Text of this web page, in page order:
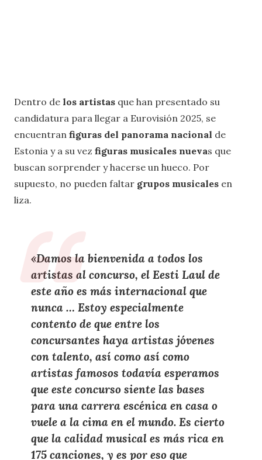
Dentro de los artistas que han presentado su
candidatura para llegar a Eurovisión 2025, se
encuentran figuras del panorama nacional de
Estonia y a su vez figuras musicales nuevas que
buscan sorprender y hacerse un hueco. Por
supuesto, no pueden faltar grupos musicales en
liza.
«Damos la bienvenida a todos los
artistas al concurso, el Eesti Laul de
este año es más internacional que
nunca … Estoy especialmente
contento de que entre los
concursantes haya artistas jóvenes
con talento, así como así como
artistas famosos todavía esperamos
que este concurso siente las bases
para una carrera escénica en casa o
vuele a la cima en el mundo. Es cierto
que la calidad musical es más rica en
175 canciones, y es por eso que